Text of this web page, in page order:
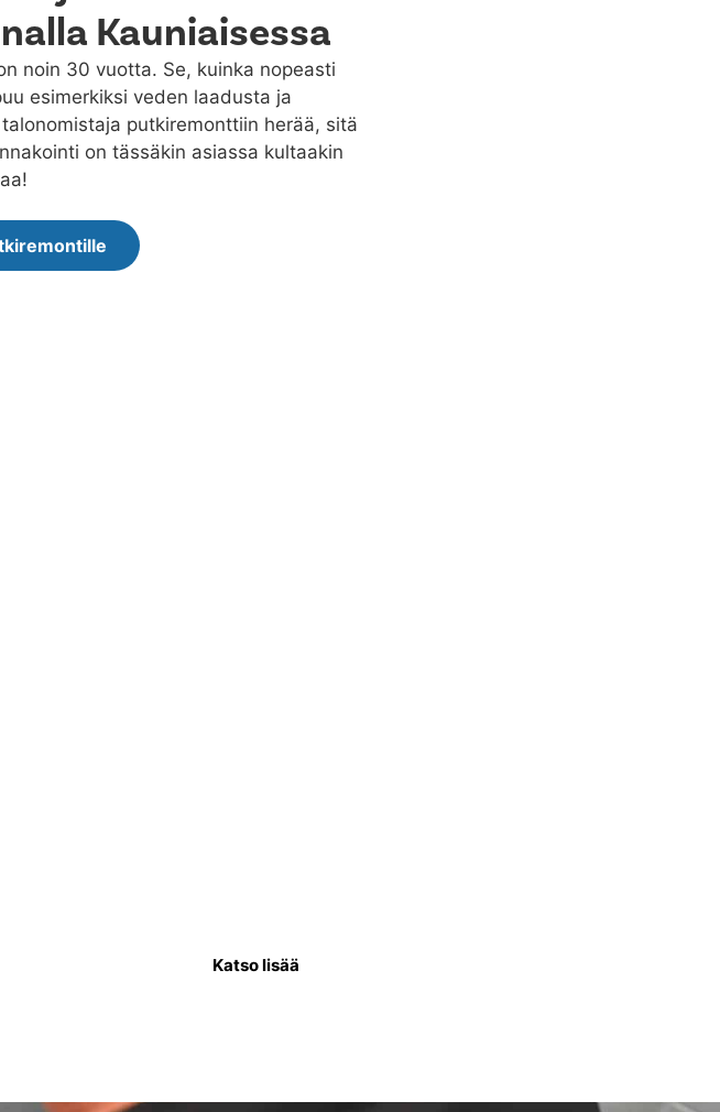
Kauniaisessa
noin 30 vuotta. Se, kuinka nopeasti
esimerkiksi veden laadusta ja
putkiremonttiin herää, sitä
on tässäkin asiassa kultaakin
Katso lisää